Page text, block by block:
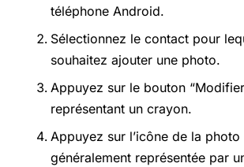
téléphone Android.
Sélectionnez le contact pour
souhaitez ajouter une photo.
Appuyez sur le bouton
représentant un crayon.
Appuyez sur l’icône de la
généralement représentée par